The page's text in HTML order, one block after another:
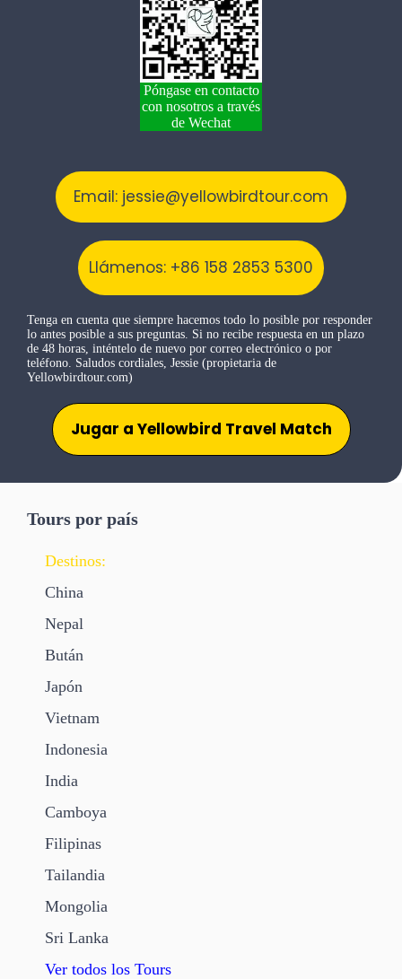
Tours por país
Destinos:
China
Nepal
Bután
Japón
Vietnam
Indonesia
India
Camboya
Filipinas
Tailandia
Mongolia
Sri Lanka
Ver todos los Tours
Póngase en contacto
con nosotros a través
de Wechat
Email: jessie@yellowbirdtour.com
Llámenos: +86 158 2853 5300
Tenga en cuenta que siempre hacemos todo lo posible por responder
lo antes posible a sus preguntas. Si no recibe respuesta en un plazo
de 48 horas, inténtelo de nuevo por correo electrónico o por
teléfono. Saludos cordiales, Jessie (propietaria de
Yellowbirdtour.com)
Jugar a Yellowbird Travel Match